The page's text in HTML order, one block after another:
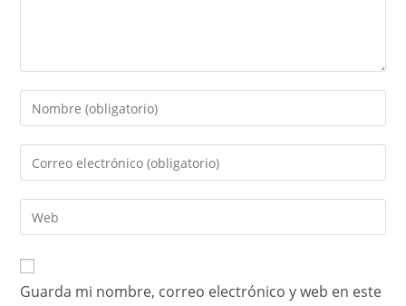
Guarda mi nombre, correo electrónico y web en este